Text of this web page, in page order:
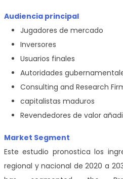
Audiencia principal
Jugadores de mercado
Inversores
Usuarios finales
Autoridades
Consulting and Research
capitalistas maduros
Revendedores de valor
Market Segment
Este estudio pronostica los
regional y nacional de 2020 a